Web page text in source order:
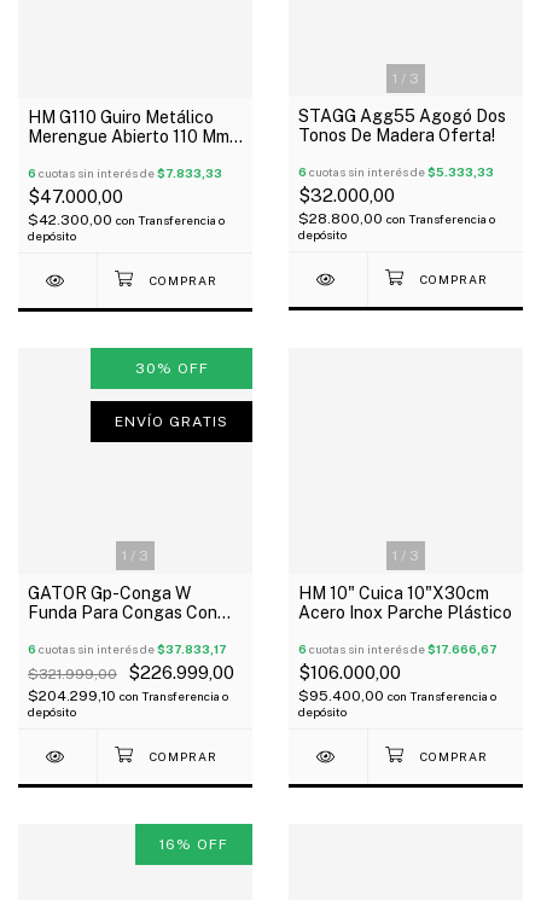
HM G110 Guiro Metálico
Merengue Abierto 110 Mm
6 cuotas sin interés de$7.833,33
$47.000,00
$42.300,00 con Transferencia o
depósito
1 / 3
STAGG Agg55 Agogó Dos
Tonos De Madera Oferta!
6 cuotas sin interés de$5.333,33
$32.000,00
$28.800,00 con Transferencia o
depósito
1 / 3
30 % OFF
ENVÍO GRATIS
GATOR Gp-Conga W
Funda Para Congas Con
6 cuotas sin interés de$37.833,17
$321.999,00 $226.999,00
$204.299,10 con Transferencia o
depósito
1 / 3
HM 10" Cuica 10"X30cm
Acero Inox Parche Plástico
6 cuotas sin interés de$17.666,67
$106.000,00
$95.400,00 con Transferencia o
depósito
16 % OFF